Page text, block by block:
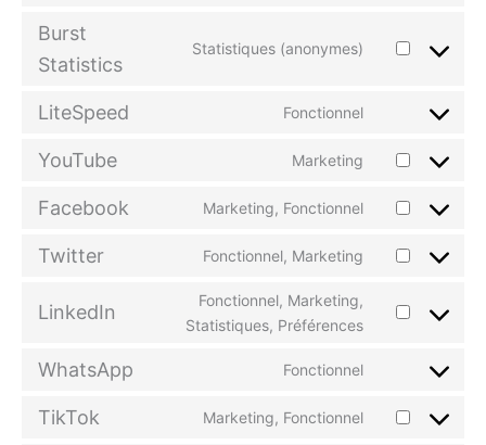
service
sumo
Burst
Statistics
Statistiques (anonymes)
Consent
LiteSpeed Fonctionnel
Consent
service
YouTube Marketing
Consent
service
Facebook Marketing, Fonctionnel
Consent
service
Twitter Fonctionnel, Marketing
Consent
service
LinkedIn
Fonctionnel, Marketing,
Statistiques, Préférences
Consent
service
WhatsApp Fonctionnel
Consent
service
TikTok Marketing, Fonctionnel
Consent